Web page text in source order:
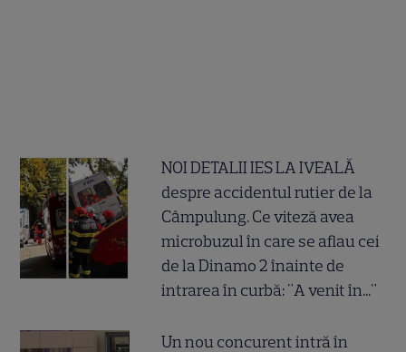
NOI DETALII IES LA IVEALĂ
despre accidentul rutier de la
Câmpulung. Ce viteză avea
microbuzul în care se aflau cei
de la Dinamo 2 înainte de
intrarea în curbă: "A venit în..."
Un nou concurent intră în